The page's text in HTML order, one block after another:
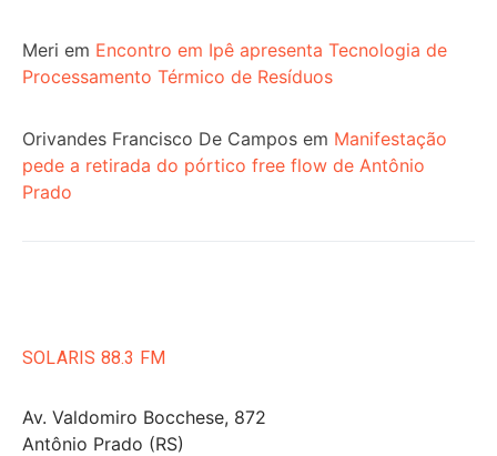
Meri em Encontro em Ipê apresenta Tecnologia de
Processamento Térmico de Resíduos
Orivandes Francisco De Campos em Manifestação
pede a retirada do pórtico free flow de Antônio
Prado
SOLARIS 88.3 FM
Av. Valdomiro Bocchese, 872
Antônio Prado (RS)